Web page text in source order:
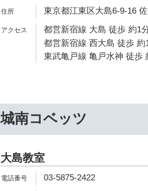
東京都江東区大島6-9-16
都営新宿線 大島 徒歩 約1
都営新宿線 西大島 徒歩 約
東武亀戸線 亀戸水神 徒歩
城南コベッツ
大島教室
03-5875-2422